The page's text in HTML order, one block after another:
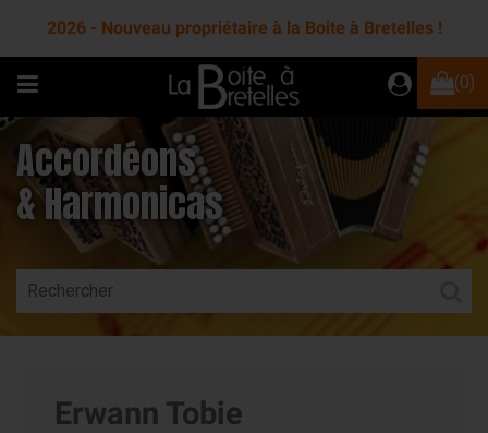
2026 - Nouveau propriétaire à la Boite à Bretelles !
(0)
Accordéons
& Harmonicas
Erwann Tobie